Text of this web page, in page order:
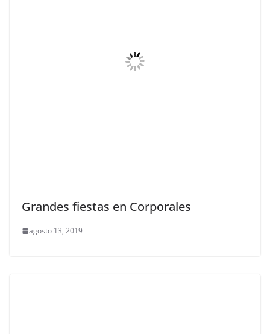
Grandes fiestas en Corporales
agosto 13, 2019